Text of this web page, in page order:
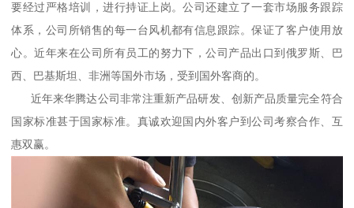
要经过严格培训，进行持证上岗。公司还建立了一套市场服务跟踪
体系，公司所销售的每一台风机都有信息跟踪。保证了客户使用放
心。近年来在公司所有员工的努力下，公司产品出口到俄罗斯、巴
西、巴基斯坦、非洲等国外市场，受到国外客商的。
近年来华腾达公司非常注重新产品研发、创新产品质量完全符合
国家标准甚于国家标准。真诚欢迎国内外客户到公司考察合作、互
惠双赢。